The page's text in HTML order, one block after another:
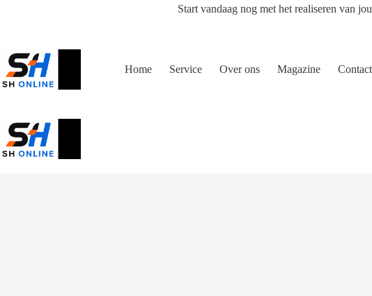
Start vandaag nog met het realiseren van
Home Service Over ons Magazine Contact